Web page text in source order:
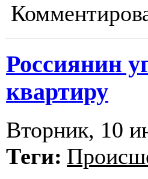
Россиянин
квартиру
Вторник, 10
Теги: